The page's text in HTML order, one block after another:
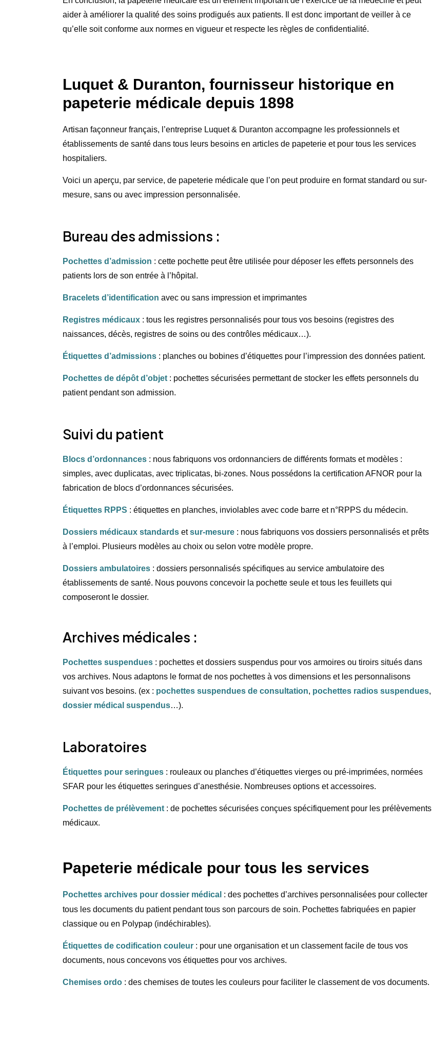
aider à améliorer la qualité des soins prodigués aux patients. Il est donc important de veiller à ce
qu’elle soit conforme aux normes en vigueur et respecte les règles de confidentialité.
Luquet & Duranton, fournisseur historique en
papeterie médicale depuis 1898
Artisan façonneur français, l’entreprise Luquet & Duranton accompagne les professionnels et
établissements de santé dans tous leurs besoins en articles de papeterie et pour tous les services
hospitaliers.
Voici un aperçu, par service, de papeterie médicale que l’on peut produire en format standard ou sur-
mesure, sans ou avec impression personnalisée.
Bureau des admissions :
Pochettes d’admission : cette pochette peut être utilisée pour déposer les effets personnels des
patients lors de son entrée à l’hôpital.
Bracelets d’identification avec ou sans impression et imprimantes
Registres médicaux : tous les registres personnalisés pour tous vos besoins (registres des
naissances, décès, registres de soins ou des contrôles médicaux…).
Étiquettes d’admissions : planches ou bobines d’étiquettes pour l’impression des données patient.
Pochettes de dépôt d’objet : pochettes sécurisées permettant de stocker les effets personnels du
patient pendant son admission.
Suivi du patient
Blocs d’ordonnances : nous fabriquons vos ordonnanciers de différents formats et modèles :
simples, avec duplicatas, avec triplicatas, bi-zones. Nous possédons la certification AFNOR pour la
fabrication de blocs d’ordonnances sécurisées.
Étiquettes RPPS : étiquettes en planches, inviolables avec code barre et n°RPPS du médecin.
Dossiers médicaux standards etsur-mesure : nous fabriquons vos dossiers personnalisés et prêts
à l’emploi. Plusieurs modèles au choix ou selon votre modèle propre.
Dossiers ambulatoires : dossiers personnalisés spécifiques au service ambulatoire des
établissements de santé. Nous pouvons concevoir la pochette seule et tous les feuillets qui
composeront le dossier.
Archives médicales :
Pochettes suspendues : pochettes et dossiers suspendus pour vos armoires ou tiroirs situés dans
vos archives. Nous adaptons le format de nos pochettes à vos dimensions et les personnalisons
suivant vos besoins. (ex : pochettes suspendues de consultation, pochettes radios suspendues,
dossier médical suspendus…).
Laboratoires
Étiquettes pour seringues : rouleaux ou planches d’étiquettes vierges ou pré-imprimées, normées
SFAR pour les étiquettes seringues d’anesthésie. Nombreuses options et accessoires.
Pochettes de prélèvement : de pochettes sécurisées conçues spécifiquement pour les prélèvements
médicaux.
Papeterie médicale pour tous les services
Pochettes archives pour dossier médical : des pochettes d’archives personnalisées pour collecter
tous les documents du patient pendant tous son parcours de soin. Pochettes fabriquées en papier
classique ou en Polypap (indéchirables).
Étiquettes de codification couleur : pour une organisation et un classement facile de tous vos
documents, nous concevons vos étiquettes pour vos archives.
Chemises ordo : des chemises de toutes les couleurs pour faciliter le classement de vos documents.